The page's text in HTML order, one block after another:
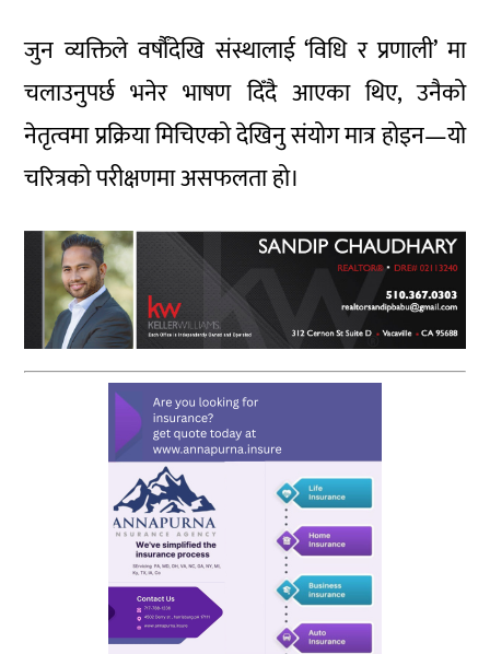
जुन व्यक्तिले वर्षौंदेखि संस्थालाई ‘विधि र प्रणाली’ मा
चलाउनुपर्छ भनेर भाषण दिँदै आएका थिए, उनैको
नेतृत्वमा प्रक्रिया मिचिएको देखिनु संयोग मात्र होइन—यो
चरित्रको परीक्षणमा असफलता हो।